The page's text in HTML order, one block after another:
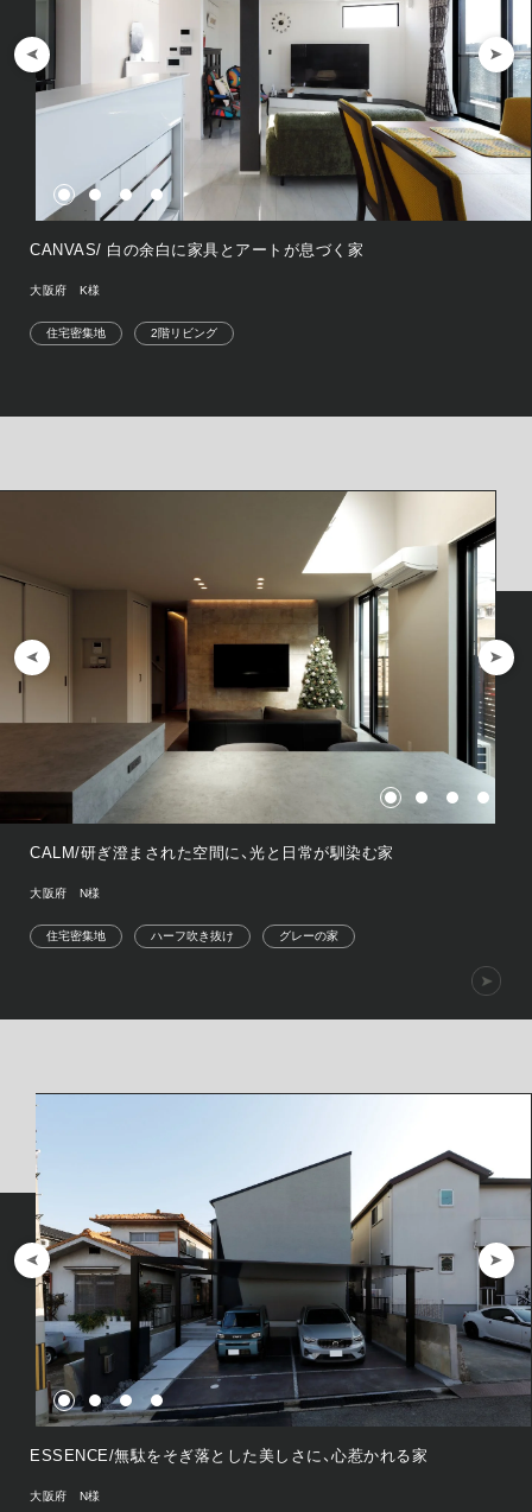
CANVAS/ 白の余白に家具とアートが息づく家
大阪府 K様
住宅密集地 2階リビング
CALM/研ぎ澄まされた空間に、光と日常が馴染む家
大阪府 N様
住宅密集地 ハーフ吹き抜け グレーの家
ESSENCE/無駄をそぎ落とした美しさに、心惹かれる家
大阪府 N様